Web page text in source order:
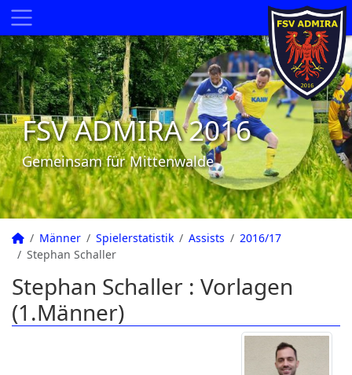
FSV ADMIRA 2016
Gemeinsam für Mittenwalde
Männer Spielerstatistik Assists
2016/17
Stephan Schaller
Stephan Schaller : Vorlagen
(1.Männer)